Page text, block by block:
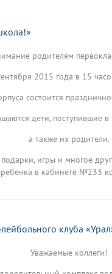
вуза
образовательный
кластер
работа в системе
интернет-ссылки
музеев на кафедрах
- ВУЗ здорового образа
85 лет
родителям
2015 года в 15
состоится
дети, поступившие в
а также их родители.
игры и многое
в кабинете №233
клуба
Уважаемые коллеги!